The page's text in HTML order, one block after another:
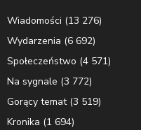
Wiadomości (13 276)
Wydarzenia (6 692)
Społeczeństwo (4 571)
Na sygnale (3 772)
Gorący temat(3 519)
Kronika (1 694)